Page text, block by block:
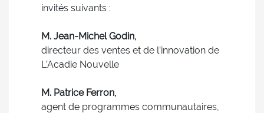
invités suivants :
M. Jean-Michel Godin,
directeur des ventes et de l’innovation de
L’Acadie Nouvelle
M. Patrice Ferron,
agent de programmes communautaires,